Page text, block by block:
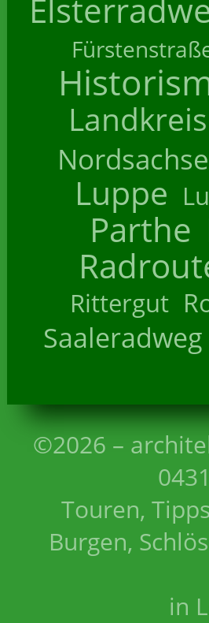
Luppe
Parthe
Rittergut
Saaleradweg
©2026 –
Touren,
Burgen,
in